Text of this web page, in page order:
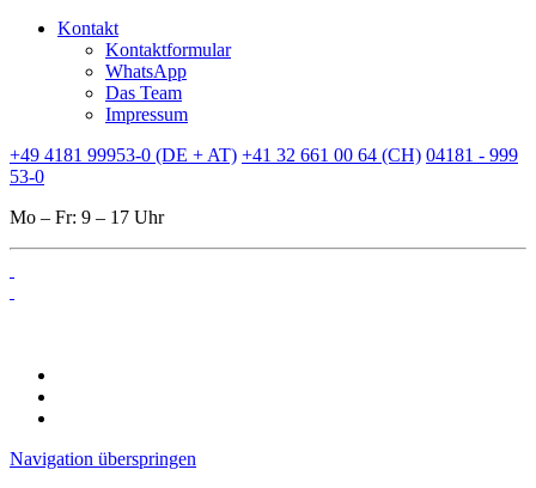
Kontakt
Kontaktformular
WhatsApp
Das Team
Impressum
+49 4181 99953-0 (DE + AT) +41 32 661 00 64 (CH) 04181 - 999
53-0
Mo – Fr: 9 – 17 Uhr
Navigation überspringen